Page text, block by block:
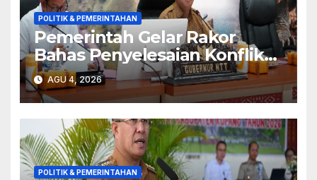
POLITIK & PEMERINTAHAN
Pemerintah Gelar Rakor
Bahas Penyelesaian Konflik
Adonara
AGU 4, 2026
POLITIK & PEMERINTAHAN